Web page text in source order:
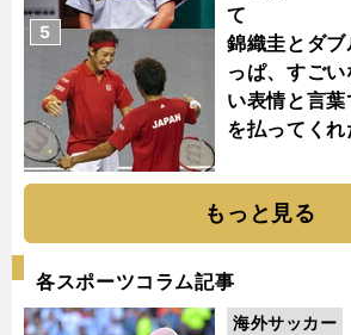
て
錦織圭とダ
っぱ、すご
い表情と言
を払ってくれ
5
もっと見る
各スポーツコラム記事
海外サッカー